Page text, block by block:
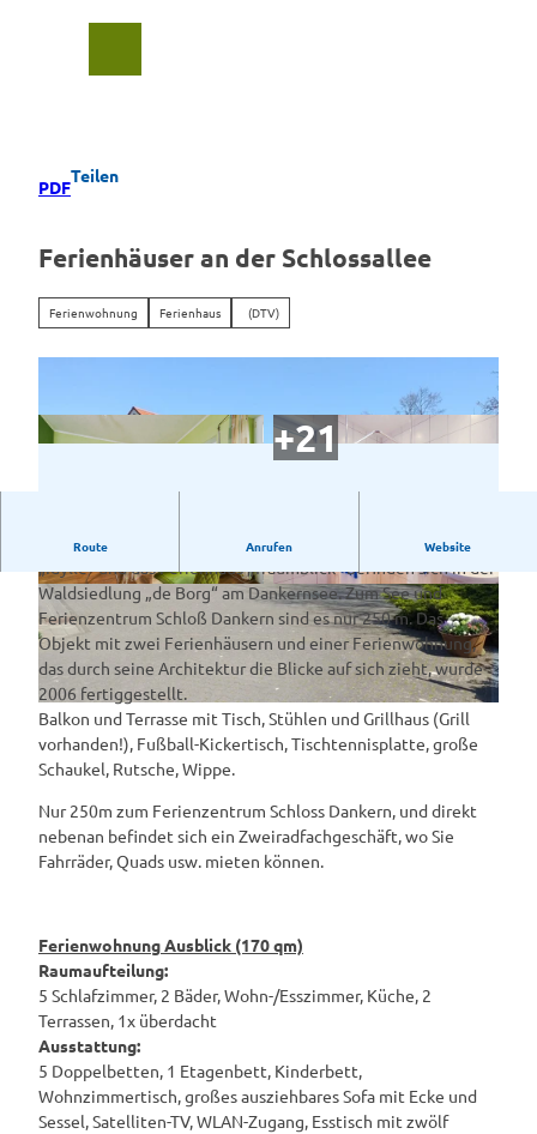
PDF
Teilen
Ferienhäuser an der Schlossallee
Ferienwohnung Ferienhaus (DTV)
© Markus Schulte
© Schulte, Jens Broens Dahlienstrasse 14 49 © Schulte, Jens Broens Dahlienstrasse 14 49
Route Anrufen Website
Unser modernes Ferienhaus „Ausblick“, die Ferienwohnung
„Idylle“ und das Ferienhaus „Traumblick“ befinden sich in der
Waldsiedlung „de Borg“ am Dankernsee. Zum See und
Ferienzentrum Schloß Dankern sind es nur 250 m. Das
Objekt mit zwei Ferienhäusern und einer Ferienwohnung,
das durch seine Architektur die Blicke auf sich zieht, wurde
2006 fertiggestellt.
Balkon und Terrasse mit Tisch, Stühlen und Grillhaus (Grill
vorhanden!), Fußball-Kickertisch, Tischtennisplatte, große
Schaukel, Rutsche, Wippe.
Nur 250m zum Ferienzentrum Schloss Dankern, und direkt
nebenan befindet sich ein Zweiradfachgeschäft, wo Sie
Fahrräder, Quads usw. mieten können.
Ferienwohnung Ausblick (170 qm)
Raumaufteilung:
5 Schlafzimmer, 2 Bäder, Wohn-/Esszimmer, Küche, 2
Terrassen, 1x überdacht
Ausstattung:
5 Doppelbetten, 1 Etagenbett, Kinderbett,
Wohnzimmertisch, großes ausziehbares Sofa mit Ecke und
Sessel, Satelliten-TV, WLAN-Zugang, Esstisch mit zwölf